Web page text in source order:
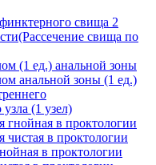
свища 2
свища по
(1 ед.) анальной зоны
анальной зоны (1 ед.)
(1 узел)
гнойная в проктологии
чистая в проктологии
в проктологии